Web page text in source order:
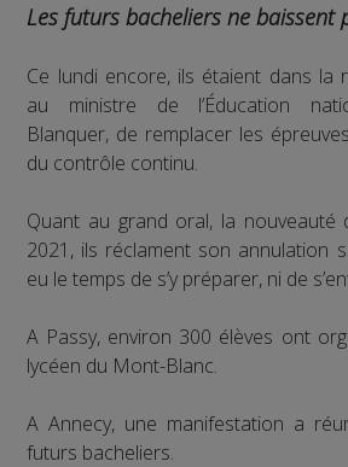
Les futurs bacheliers ne baissent
Ce lundi encore, ils étaient dans la
au ministre de l’Éducation
Blanquer, de remplacer les
du contrôle continu.
Quant au grand oral, la nouveauté
2021, ils réclament son annulation
eu le temps de s’y préparer, ni de
A Passy, environ 300 élèves ont
lycéen du Mont-Blanc.
A Annecy, une manifestation a
futurs bacheliers.